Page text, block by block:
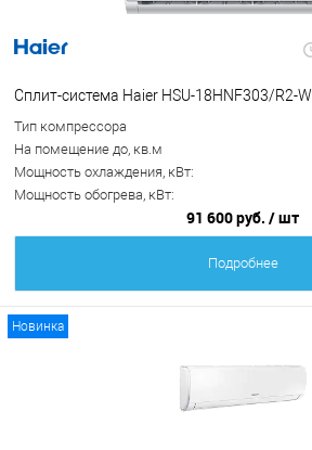
Сплит-система Haier HSU-18HNF303/R2-W
Тип компрессора
На помещение до, кв.м
Мощность охлаждения, кВт:
Мощность обогрева, кВт:
91 600 руб. / шт
Подробнее
Новинка